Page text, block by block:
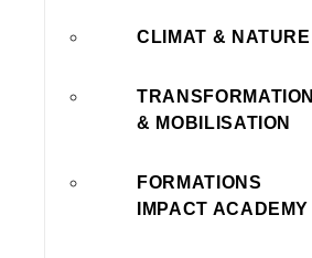
CLIMAT & NATURE
TRANSFORMATION
& MOBILISATION
FORMATIONS
IMPACT ACADEMY